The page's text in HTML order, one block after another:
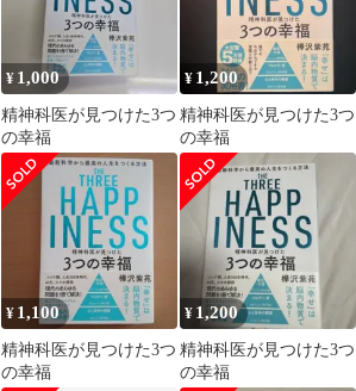
¥ 1,000
精神科医が見つけた3つ
の幸福
¥ 1,200
精神科医が見つけた3つ
の幸福
¥ 1,100
精神科医が見つけた3つ
の幸福
¥ 1,200
精神科医が見つけた3つ
の幸福